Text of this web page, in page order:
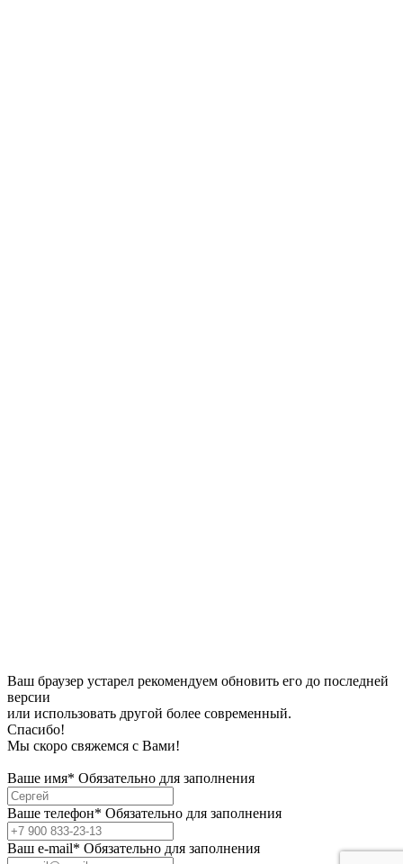
Ваш браузер устарел рекомендуем обновить его до последней
версии
или использовать другой более современный.
Спасибо!
Мы скоро свяжемся с Вами!
Ваше имя* Обязательно для заполнения
Ваше телефон* Обязательно для заполнения
Bаш e-mail* Обязательно для заполнения